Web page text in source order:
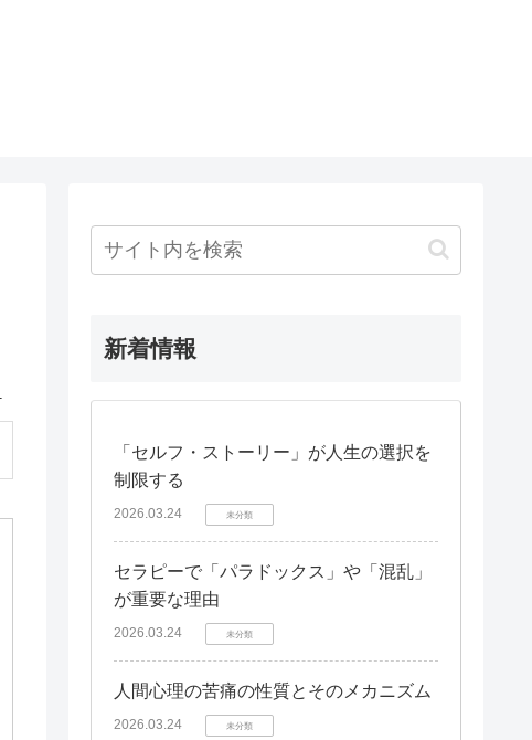
新着情報
「セルフ・ストーリー」が人生の選択を
制限する
2026.03.24 未分類
セラピーで「パラドックス」や「混乱」
が重要な理由
2026.03.24 未分類
人間心理の苦痛の性質とそのメカニズム
2026.03.24 未分類